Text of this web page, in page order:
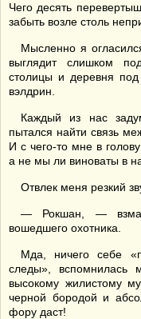
Чего десять
забыть возле столь
Мысленно я
выглядит слишком
столицы и деревня под
вэлдрин.
Каждый из нас
пытался найти связь
И с чего-то мне в
а не мы ли виноваты в
Отвлек меня резкий
— Рокшан, —
вошедшего охотника.
Мда, ничего себе
следы», вспомнилась
высокому жилистому
черной бородой и
фору даст!